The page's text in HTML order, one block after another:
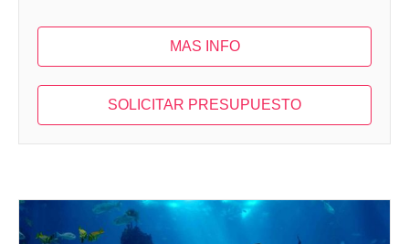
MAS INFO
SOLICITAR PRESUPUESTO